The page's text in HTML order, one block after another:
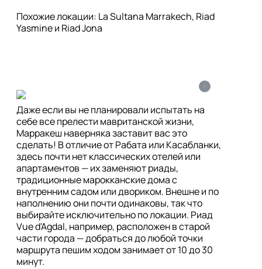
Похожие локации: La Sultana Marrakech, Riad
Yasmine и Riad Jona
i
Даже если вы не планировали испытать на
себе все прелести мавританской жизни,
Марракеш наверняка заставит вас это
сделать! В отличие от Рабата или Касабланки,
здесь почти нет классических отелей или
апартаментов — их заменяют риады,
традиционные марокканские дома с
внутренним садом или двориком. Внешне и по
наполнению они почти одинаковы, так что
выбирайте исключительно по локации. Риад
Vue d'Agdal, например, расположен в старой
части города — добраться до любой точки
маршрута пешим ходом занимает от 10 до 30
минут.